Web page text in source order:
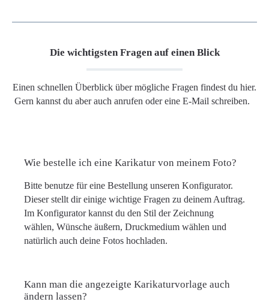
Die wichtigsten Fragen auf einen Blick
Einen schnellen Überblick über mögliche Fragen findest du hier.
Gern kannst du aber auch anrufen oder eine E-Mail schreiben.
Wie bestelle ich eine Karikatur von meinem Foto?
Bitte benutze für eine Bestellung unseren Konfigurator.
Dieser stellt dir einige wichtige Fragen zu deinem Auftrag.
Im Konfigurator kannst du den Stil der Zeichnung
wählen, Wünsche äußern, Druckmedium wählen und
natürlich auch deine Fotos hochladen.
Kann man die angezeigte Karikaturvorlage auch
ändern lassen?